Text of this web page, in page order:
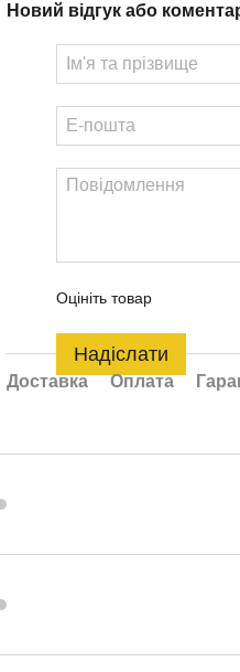
Новий відгук або
Оцініть товар
Надіслати
Доставка Оплата